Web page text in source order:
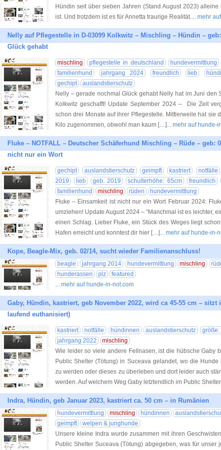
Hündin seit über sieben Jahren (Stand August 2023)
ist. Und trotzdem ist es für Annetta traurige Realität.... mehr
Nelly auf Pflegestelle in D-03099 Kolkwitz – Mischling – Hündin –
Glück gehabt
mischling pflegestelle in deutschland
hundevermittlung
familienhund
jahrgang 2024 freundlich lieb
gechipt
auslandstierschutz
Nelly – gerade nochmal Glück gehabt Nelly hat im Juni den
Kolkwitz geschafft! Update September 2024 – Die Zeit
schon drei Monate auf ihrer Pflegestelle. Mittlerweile hat sie
Kilo zugenommen, obwohl man kaum […]... mehr auf hunde-
Fluke – NOTFALL – Deutscher Schäferhund Mischling – Rüde – geb:
nicht nur ein Wort
gechipt auslandstierschutz geimpft kastriert
notfälle
2019
lieb geb. 2019 schulterhöhe: 65cm
freundlich
familienhund
mischling rüden
hundevermittlung
Fluke – Einsamkeit ist nicht nur ein Wort Februar 2024:
umziehen! Update August 2024 – “Manchmal ist es leichter,
einen Schlag. Lieber Fluke, ein Stück des Weges liegt
Hafen erreicht und konntest dir hier […]... mehr auf hunde-in-
Kope, Beagle-Mix, geb. 02/14, sucht wieder Familienanschluss!
beagle jahrgang 2014 hundevermittlung mischling
hunderassen
plz
featured
... mehr auf hunde-in-not.com
Gaby, Hündin, kastriert, geb November 2022, wird ca 45-55 cm –
laufend euthanisiert)
kastriert notfälle hündinnen auslandstierschutz
jahrgang 2022
mischling
Wie leider so viele andere Fellnasen, ist die hübsche Gaby
Public Shelter (Tötung) in Suceava gelandet, wo die
zu werden oder dieses zu überleben und dort leider auch
werden. Auf welchem Weg Gaby letztendlich im Public
Indra, Hündin, geb Januar 2023, kastriert ca. 50 cm – in Rumänien
hundevermittlung mischling hündinnen
geimpft
welpen & junghunde
Unsere kleine Indra wurde zusammen mit ihren
Public Shelter Suceava (Tötung) abgegeben, was für unser